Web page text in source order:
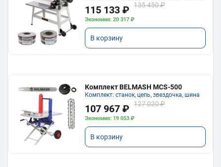
115 133 ₽ 135 450 ₽
Экономия: 20 317 ₽
В корзину
Комплект BELMASH MCS-500
Комплект: станок, цепь, звездочка, шина
107 967 ₽ 127 020 ₽
Экономия: 19 053 ₽
В корзину